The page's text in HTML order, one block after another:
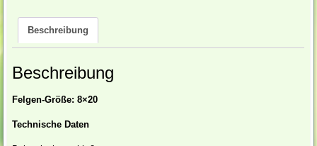
Beschreibung
Beschreibung
Felgen-Größe: 8×20
Technische Daten